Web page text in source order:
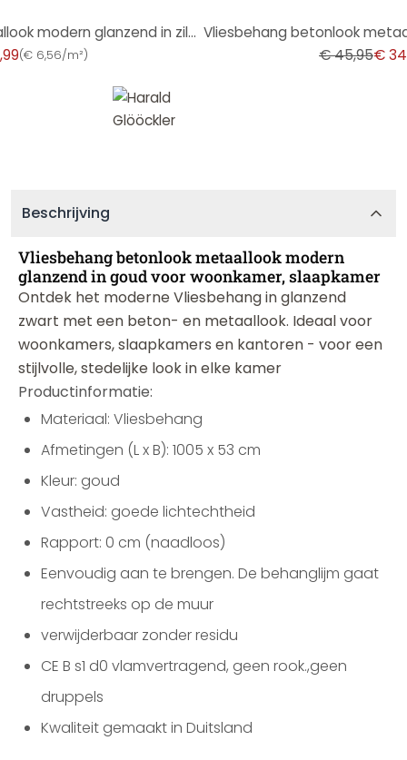
Vliesbehang betonlook metaallook modern glanzend in zilver
(€ 6,56/m²) € 45,95€
Beschrijving
Vliesbehang betonlook metaallook modern
glanzend in goud voor woonkamer, slaapkamer
Ontdek het moderne Vliesbehang in glanzend
zwart met een beton- en metaallook. Ideaal voor
woonkamers, slaapkamers en kantoren - voor een
stijlvolle, stedelijke look in elke kamer
Productinformatie:
Materiaal: Vliesbehang
Afmetingen (L x B): 1005 x 53 cm
Kleur: goud
Vastheid: goede lichtechtheid
Rapport: 0 cm (naadloos)
Eenvoudig aan te brengen. De behanglijm gaat
rechtstreeks op de muur
verwijderbaar zonder residu
CE B s1 d0 vlamvertragend, geen rook.,geen
druppels
Kwaliteit gemaakt in Duitsland